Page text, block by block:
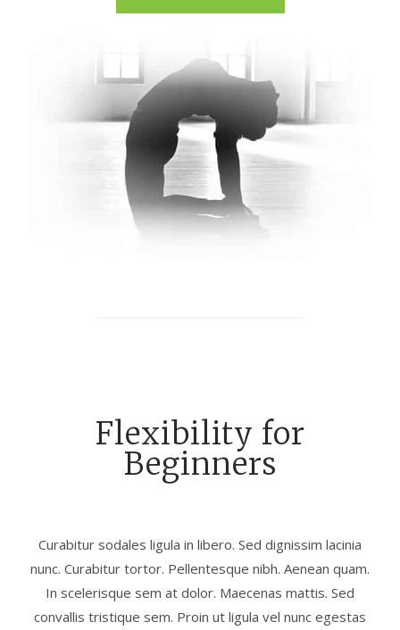
Flexibility for
Beginners
Curabitur sodales ligula in libero. Sed dignissim lacinia
nunc. Curabitur tortor. Pellentesque nibh. Aenean quam.
In scelerisque sem at dolor. Maecenas mattis. Sed
convallis tristique sem. Proin ut ligula vel nunc egestas